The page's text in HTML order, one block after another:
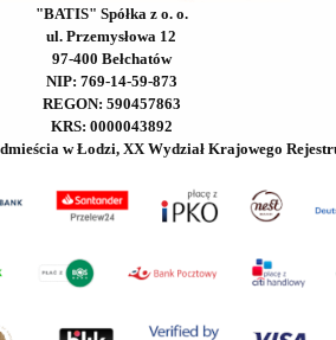
"BATIS" Spółka z o. o.
ul. Przemysłowa 12
97-400 Bełchatów
NIP: 769-14-59-873
REGON: 590457863
KRS: 0000043892
w Łodzi, XX Wydział Krajowego